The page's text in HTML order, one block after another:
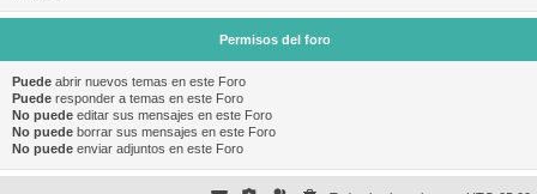
Permisos del foro
Puede abrir nuevos temas en este Foro
Puede responder a temas en este Foro
No puede editar sus mensajes en este Foro
No puede borrar sus mensajes en este Foro
No puede enviar adjuntos en este Foro